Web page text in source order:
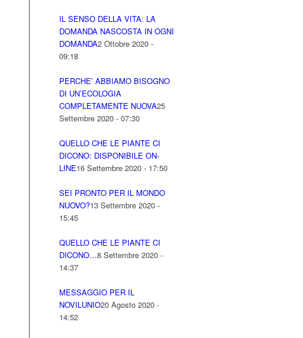
IL SENSO DELLA VITA: LA
DOMANDA NASCOSTA IN OGNI
DOMANDA2 Ottobre 2020 -
09:18
PERCHE’ ABBIAMO BISOGNO
DI UN’ECOLOGIA
COMPLETAMENTE NUOVA25
Settembre 2020 - 07:30
QUELLO CHE LE PIANTE CI
DICONO: DISPONIBILE ON-
LINE16 Settembre 2020 - 17:50
SEI PRONTO PER IL MONDO
NUOVO?13 Settembre 2020 -
15:45
QUELLO CHE LE PIANTE CI
DICONO…8 Settembre 2020 -
14:37
MESSAGGIO PER IL
NOVILUNIO20 Agosto 2020 -
14:52